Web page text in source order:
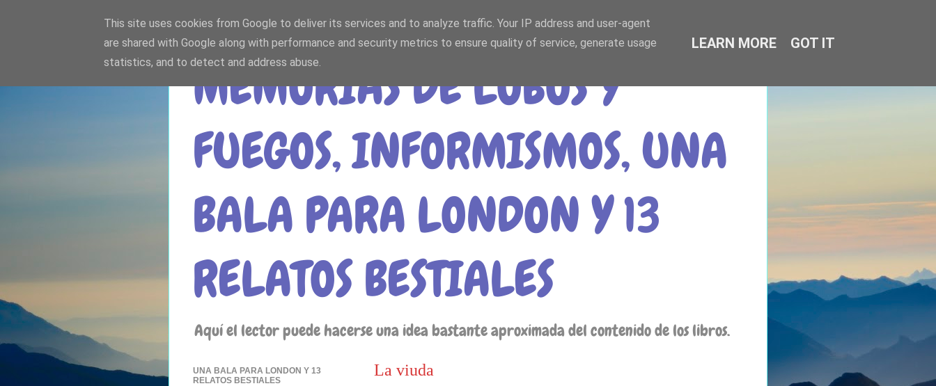
MEMORIAS DE LOBOS Y
FUEGOS, INFORMISMOS, UNA
BALA PARA LONDON Y 13
RELATOS BESTIALES
Aquí el lector puede hacerse una idea bastante aproximada del contenido de los libros.
La viuda
UNA BALA PARA LONDON Y 13
RELATOS BESTIALES
This site uses cookies from Google to deliver its services and to analyze traffic. Your IP address and user-agent
are shared with Google along with performance and security metrics to ensure quality of service, generate usage
statistics, and to detect and address abuse.
LEARN MORE GOT IT